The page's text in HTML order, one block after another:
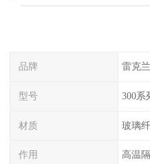
品牌 雷克
型号 300系
材质 玻璃
作用 高温